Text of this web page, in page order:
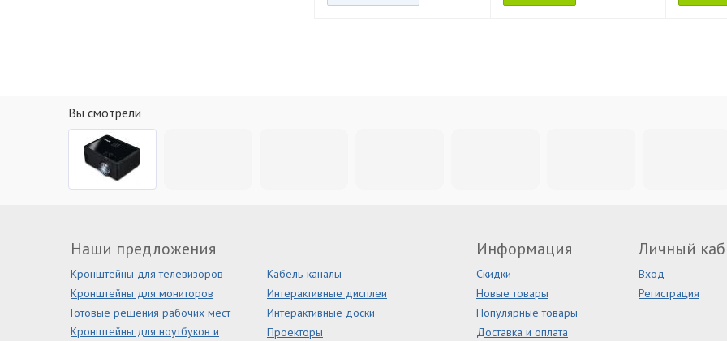
Вы смотрели
Наши предложения
Кронштейны для телевизоров
Кронштейны для мониторов
Готовые решения рабочих мест
Кронштейны для ноутбуков и
Кабель-каналы
Интерактивные дисплеи
Интерактивные доски
Проекторы
Информация
Скидки
Новые товары
Популярные товары
Доставка и оплата
Личный
Вход
Регистрация